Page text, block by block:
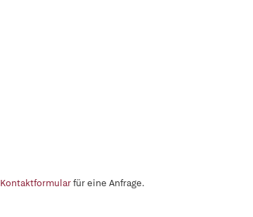
Kontaktformularfür eine Anfrage.